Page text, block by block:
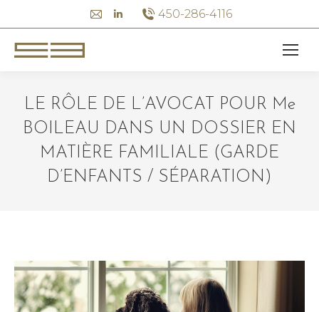
Mail
page
window
Linkedin
page
window
450-286-4116
LE RÔLE DE L’AVOCAT POUR Me
BOILEAU DANS UN DOSSIER EN
MATIÈRE FAMILIALE (GARDE
D’ENFANTS / SÉPARATION)